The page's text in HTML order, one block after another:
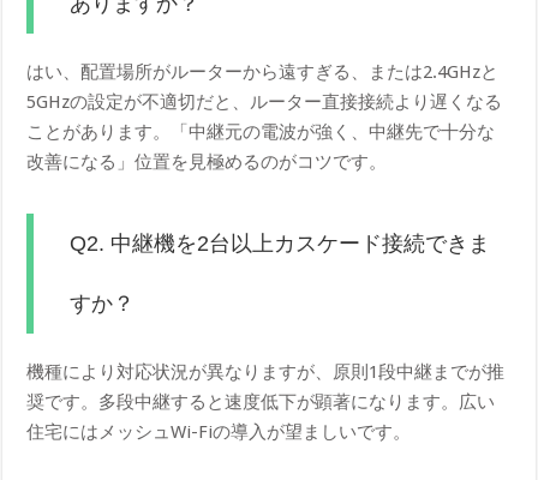
はい、配置場所がルーターから遠すぎる、または2.4GHzと
5GHzの設定が不適切だと、ルーター直接接続より遅くなる
ことがあります。「中継元の電波が強く、中継先で十分な
改善になる」位置を見極めるのがコツです。
Q2. 中継機を2台以上カスケード接続できま
すか？
機種により対応状況が異なりますが、原則1段中継までが推
奨です。多段中継すると速度低下が顕著になります。広い
住宅にはメッシュWi-Fiの導入が望ましいです。